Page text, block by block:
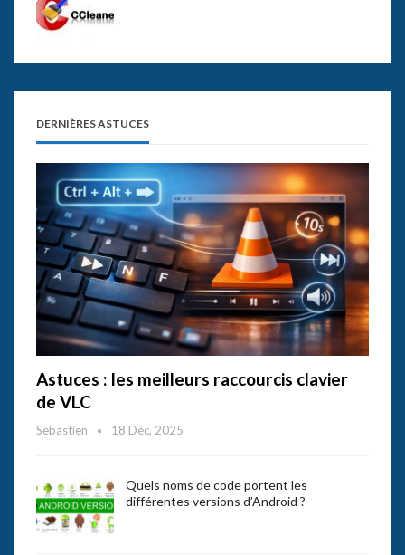
DERNIÈRES ASTUCES
Astuces : les meilleurs raccourcis clavier
de VLC
Sebastien 18 Déc, 2025
Quels noms de code portent les
différentes versions d’Android ?